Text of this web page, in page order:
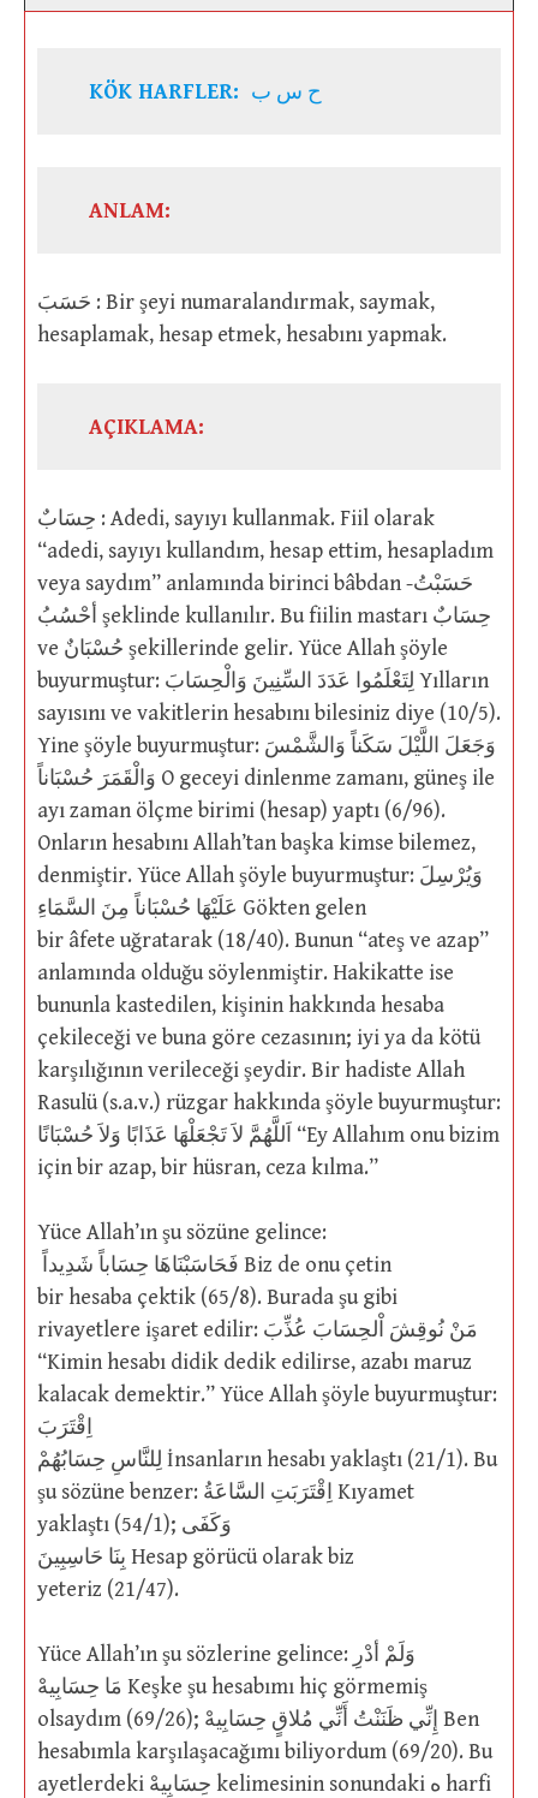
KÖK HARFLER: ح س ب
ANLAM:
حَسَبَ : Bir şeyi numaralandırmak, saymak,
hesaplamak, hesap etmek, hesabını yapmak.
AÇIKLAMA:
حِسَابٌ : Adedi, sayıyı kullanmak. Fiil olarak
“adedi, sayıyı kullandım, hesap ettim, hesapladım
veya saydım” anlamında birinci bâbdan حَسَبْتُ-
أحْسُبُ şeklinde kullanılır. Bu fiilin mastarı حِسَابٌ
ve حُسْبَانٌ şekillerinde gelir. Yüce Allah şöyle
buyurmuştur: لِتَعْلَمُوا عَدَدَ السِّنِينَ وَالْحِسَابَ Yılların
sayısını ve vakitlerin hesabını bilesiniz diye (10/5).
Yine şöyle buyurmuştur: وَجَعَلَ اللَّيْلَ سَكَناً وَالشَّمْسَ
وَالْقَمَرَ حُسْبَاناً O geceyi dinlenme zamanı, güneş ile
ayı zaman ölçme birimi (hesap) yaptı (6/96).
Onların hesabını Allah’tan başka kimse bilemez,
denmiştir. Yüce Allah şöyle buyurmuştur: وَيُرْسِلَ
عَلَيْهَا حُسْبَاناً مِنَ السَّمَاءِ Gökten gelen
bir âfete uğratarak (18/40). Bunun “ateş ve azap”
anlamında olduğu söylenmiştir. Hakikatte ise
bununla kastedilen, kişinin hakkında hesaba
çekileceği ve buna göre cezasının; iyi ya da kötü
karşılığının verileceği şeydir. Bir hadiste Allah
Rasulü (s.a.v.) rüzgar hakkında şöyle buyurmuştur:
اَللَّهُمَّ لاَ تَجْعَلْهَا عَذَابًا وَلاَ حُسْبَانًا “Ey Allahım onu bizim
için bir azap, bir hüsran, ceza kılma.”
Yüce Allah’ın şu sözüne gelince:
bir hesaba çektik (65/8). Burada şu gibi
rivayetlere işaret edilir: مَنْ نُوقِشَ اْلحِسَابَ عُذِّبَ
“Kimin hesabı didik dedik edilirse, azabı maruz
kalacak demektir.” Yüce Allah şöyle buyurmuştur:
اِقْتَرَبَ
لِلنَّاسِ حِسَابُهُمْ İnsanların hesabı yaklaştı (21/1). Bu
şu sözüne benzer: اِقْتَرَبَتِ السَّاعَةُ Kıyamet
yaklaştı (54/1); وَكَفَى
بِنَا حَاسِبِينَ Hesap görücü olarak biz
yeteriz (21/47).
Yüce Allah’ın şu sözlerine gelince: وَلَمْ أدْرِ
مَا حِسَابِيهْ Keşke şu hesabımı hiç görmemiş
olsaydım (69/26); إِنِّي ظَنَنْتُ أَنِّي مُلاقٍ حِسَابِيهْ Ben
hesabımla karşılaşacağımı biliyordum (69/20). Bu
ayetlerdeki حِسَابِيهْ kelimesinin sonundaki ه harfi